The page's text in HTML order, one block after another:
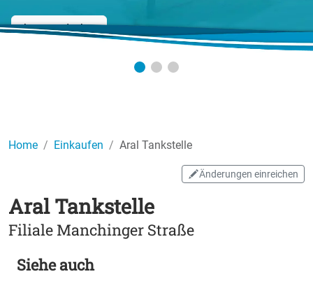
Jetzt entdecken
Jetzt entdecken
Home Einkaufen Aral Tankstelle
Änderungen einreichen
Aral Tankstelle
Filiale Manchinger Straße
Siehe auch